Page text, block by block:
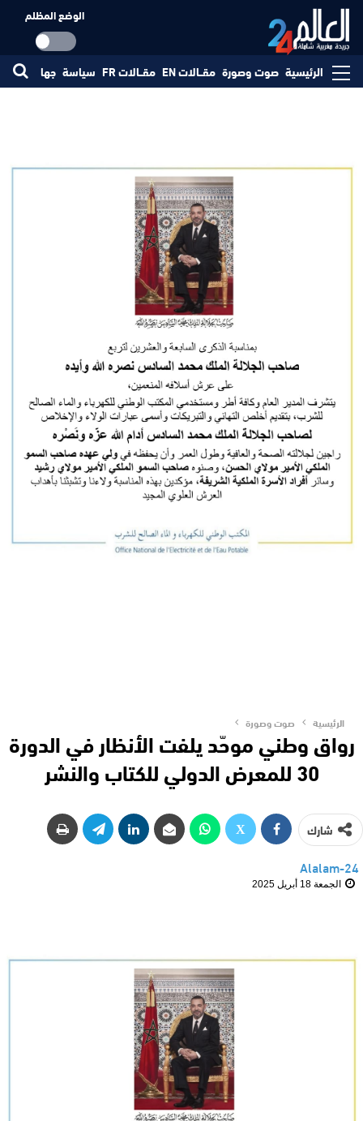
الوضع المظلم
الرئيسية صوت وصورة مقــالات EN مقــالات FR سياسة جهات
الرئيسية صوت وصورة
رواق وطني موحّد يلفت الأنظار في الدورة
30 للمعرض الدولي للكتاب والنشر
شارك
Alalam-24
الجمعة 18 أبريل 2025